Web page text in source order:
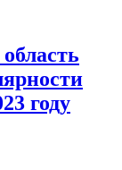
году